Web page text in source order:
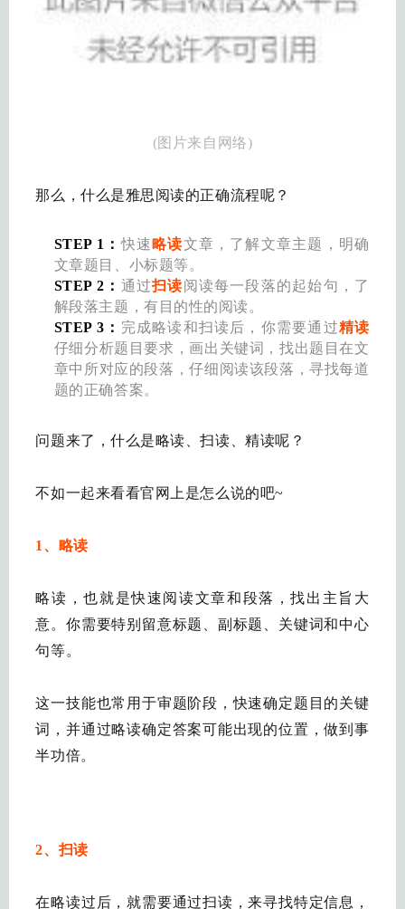
(图片来自网络)
那么，什么是雅思阅读的正确流程呢？
STEP 1：快速略读文章，了解文章主题，明确
文章题目、小标题等。
STEP 2： 通过扫读阅读每一段落的起始句，了
解段落主题，有目的性的阅读。
STEP 3： 完成略读和扫读后，你需要通过精读
仔细分析题目要求，画出关键词，找出题目在文
章中所对应的段落，仔细阅读该段落，寻找每道
题的正确答案。
问题来了，什么是略读、扫读、精读呢？
不如一起来看看官网上是怎么说的吧~
1、略读
略读，也就是快速阅读文章和段落，找出主旨大
意。你需要特别留意标题、副标题、关键词和中心
句等。
这一技能也常用于审题阶段，快速确定题目的关键
词，并通过略读确定答案可能出现的位置，做到事
半功倍。
2、扫读
在略读过后，就需要通过扫读，来寻找特定信息，